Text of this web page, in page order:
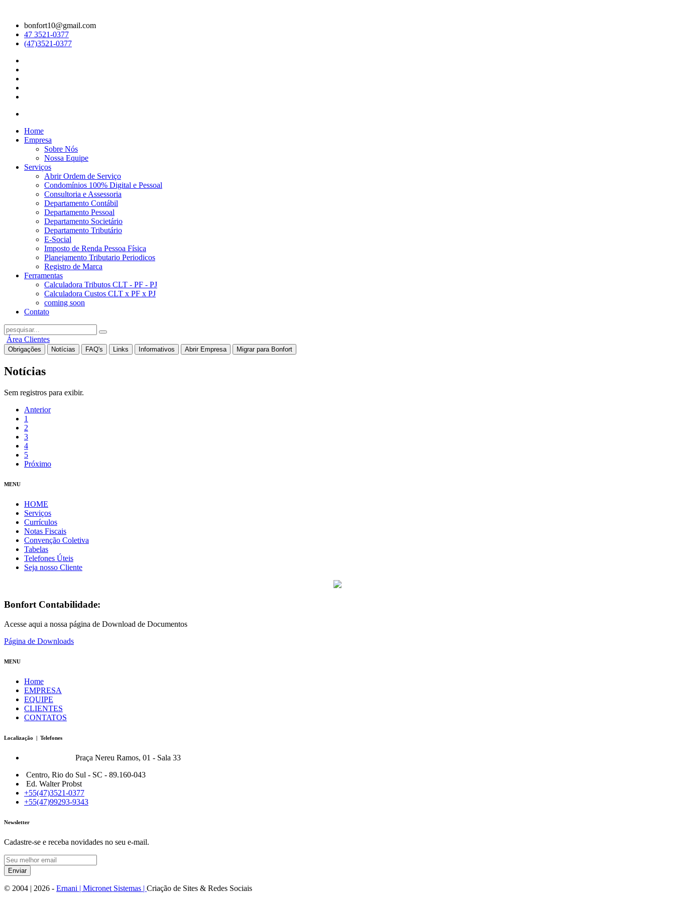
bonfort10@gmail.com
47 3521-0377
(47)3521-0377
Home
Empresa
Sobre Nós
Nossa Equipe
Serviços
Abrir Ordem de Serviço
Condomínios 100% Digital e Pessoal
Consultoria e Assessoria
Departamento Contábil
Departamento Pessoal
Departamento Societário
Departamento Tributário
E-Social
Imposto de Renda Pessoa Física
Planejamento Tributario Periodicos
Registro de Marca
Ferramentas
Calculadora Tributos CLT - PF - PJ
Calculadora Custos CLT x PF x PJ
coming soon
Contato
Área Clientes
Obrigações Notícias FAQ's Links Informativos Abrir Empresa Migrar para Bonfort
Notícias
Sem registros para exibir.
Anterior
1
2
3
4
5
Próximo
MENU
HOME
Serviços
Currículos
Notas Fiscais
Convenção Coletiva
Tabelas
Telefones Úteis
Seja nosso Cliente
Bonfort Contabilidade:
Acesse aqui a nossa página de Download de Documentos
Página de Downloads
MENU
Home
EMPRESA
EQUIPE
CLIENTES
CONTATOS
Localização | Telefones
Praça Nereu Ramos, 01 - Sala 33
Centro, Rio do Sul - SC - 89.160-043
Ed. Walter Probst
+55(47)3521-0377
+55(47)99293-9343
Newsletter
Cadastre-se e receba novidades no seu e-mail.
Enviar
© 2004 | 2026 - Ernani | Micronet Sistemas | Criação de Sites & Redes Sociais